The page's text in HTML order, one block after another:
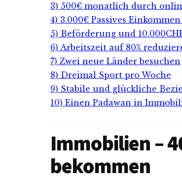
3) 500€ monatlich durch
4) 3.000€ Passives
5) Beförderung und
6) Arbeitszeit auf 80%
7) Zwei neue Länder besuchen
8) Dreimal Sport pro Woche
9) Stabile und glückliche
10) Einen Padawan in
Immobilien –
bekommen